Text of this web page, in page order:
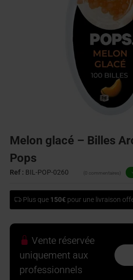
Melon glacé – Billes
Pops
Ref : BIL-POP-0260 (0 commentaires)
Plus que 150€ pour une livraison
Vente réservée
uniquement aux
professionnels